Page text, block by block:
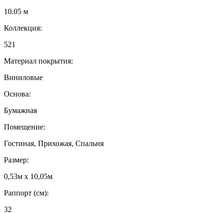
10.05 м
Коллекция:
521
Материал покрытия:
Виниловые
Основа:
Бумажная
Помещение:
Гостиная, Прихожая, Спальня
Размер:
0,53м x 10,05м
Раппорт (см):
32